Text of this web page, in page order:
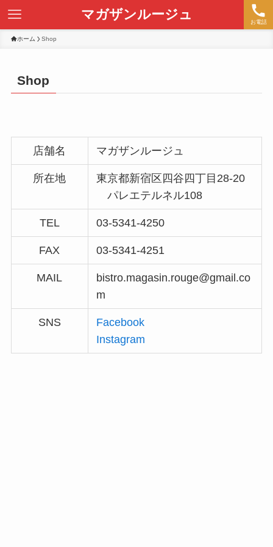
マガザンルージュ お電話
ホーム Shop
Shop
店舗名 マガザンルージュ
所在地
東京都新宿区四谷四丁目28-20
パレエテルネル108
TEL 03-5341-4250
FAX 03-5341-4251
MAIL
bistro.magasin.rouge@gmail.co
m
SNS
Facebook
Instagram